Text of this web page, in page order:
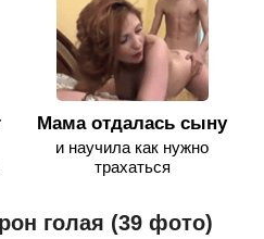
Мама отдалась сыну
и научила как нужно
трахаться
голая (39 фото)